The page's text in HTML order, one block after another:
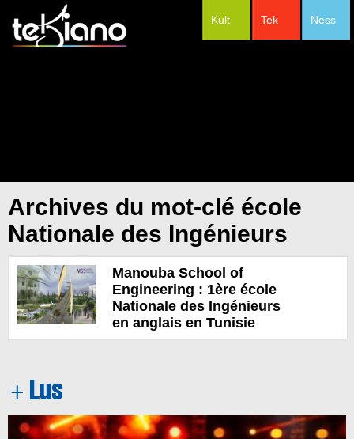
Ness
Tek
Kult
Archives du mot-clé école
Nationale des Ingénieurs
Manouba School of
Engineering : 1ère école
Nationale des Ingénieurs
en anglais en Tunisie